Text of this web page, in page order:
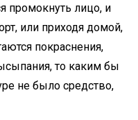
промокнуть лицо, и
или приходя домой,
покраснения,
то каким бы
не было средство,